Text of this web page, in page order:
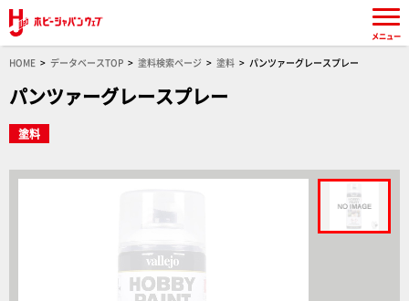
HOME データベースTOP 塗料検索ページ 塗料 パンツァーグレースプレー
パンツァーグレースプレー
塗料
メニュー